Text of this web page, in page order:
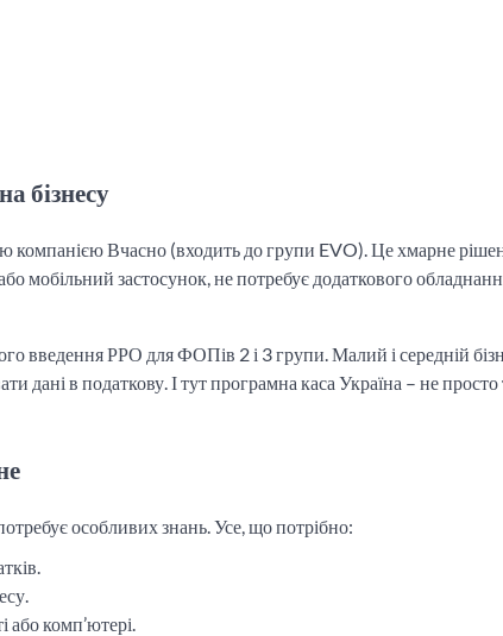
бізнесу
компанією Вчасно (входить до групи EVO). Це хмарне
мобільний застосунок, не потребує додаткового
введення РРО для ФОПів 2 і 3 групи. Малий і середній
дані в податкову. І тут програмна каса Україна – не
особливих знань. Усе, що потрібно:
комп’ютері.